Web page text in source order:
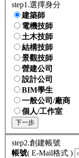
step1.選擇身分
建築師
電機技師
土木技師
結構技師
景觀技師
營建公司
設計公司
BIM學生
一般公司/廠商
個人/工作室
下一步
step2.創建帳號
帳號( E-Mail格式 )